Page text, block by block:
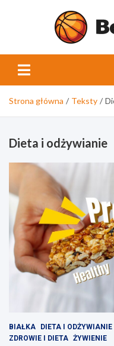
Strona główna Teksty
Dieta i odżywianie
BIAŁKA DIETA I ODŻYWIANIE
ZDROWIE I DIETA ŻYWIENIE